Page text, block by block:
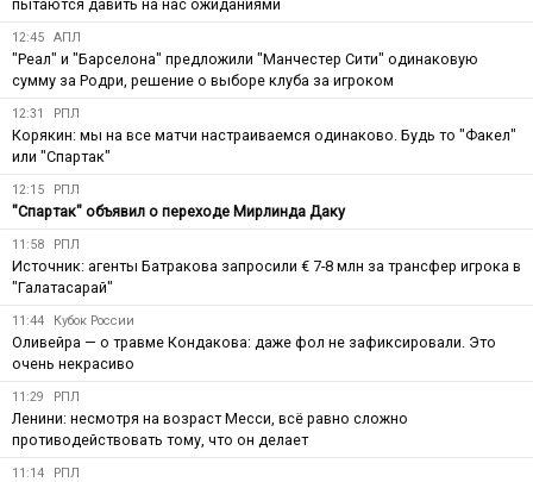
пытаются давить на нас ожиданиями
12:45 АПЛ
"Реал" и "Барселона" предложили "Манчестер Сити" одинаковую
сумму за Родри, решение о выборе клуба за игроком
12:31 РПЛ
Корякин: мы на все матчи настраиваемся одинаково. Будь то "Факел"
или "Спартак"
12:15 РПЛ
"Спартак" объявил о переходе Мирлинда Даку
11:58 РПЛ
Источник: агенты Батракова запросили € 7-8 млн за трансфер игрока в
"Галатасарай"
11:44 Кубок России
Оливейра — о травме Кондакова: даже фол не зафиксировали. Это
очень некрасиво
11:29 РПЛ
Ленини: несмотря на возраст Месси, всё равно сложно
противодействовать тому, что он делает
11:14 РПЛ